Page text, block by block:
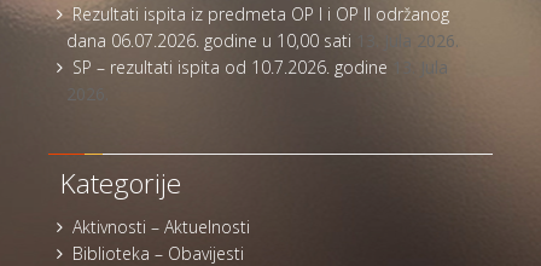
Rezultati ispita iz predmeta OP I i OP II održanog
dana 06.07.2026. godine u 10,00 sati
13. Jula 2026.
SP – rezultati ispita od 10.7.2026. godine
13. Jula
2026.
Kategorije
Aktivnosti – Aktuelnosti
Biblioteka – Obavijesti